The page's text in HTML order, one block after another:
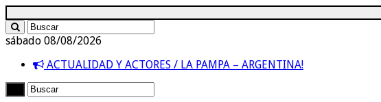
sábado 08/08/2026
ACTUALIDAD Y ACTORES / LA PAMPA – ARGENTINA!